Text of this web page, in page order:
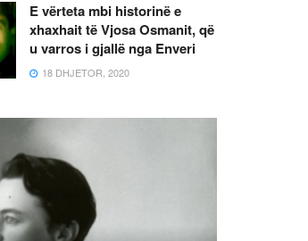
E vërteta mbi historinë e
xhaxhait të Vjosa Osmanit, që
u varros i gjallë nga Enveri
18 DHJETOR, 2020